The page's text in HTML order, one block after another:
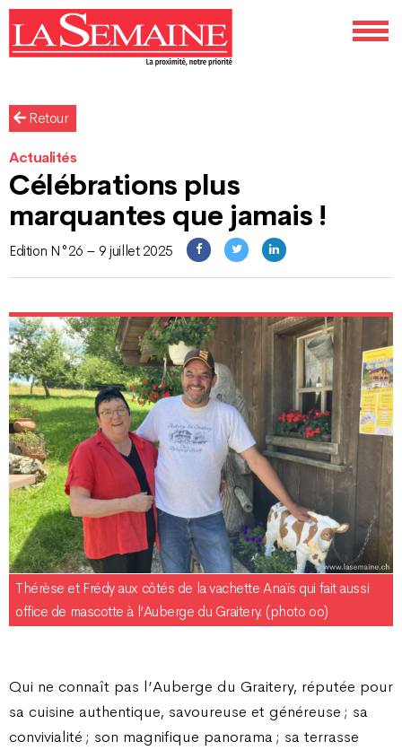
Retour
Actualités
Célébrations plus
marquantes que jamais !
Edition N°26 – 9 juillet 2025
Thérèse et Frédy aux côtés de la vachette Anaïs qui fait aussi
office de mascotte à l’Auberge du Graitery. (photo oo)
Qui ne connaît pas l’Auberge du Graitery, réputée pour
sa cuisine authentique, savoureuse et généreuse ; sa
convivialité ; son magnifique panorama ; sa terrasse